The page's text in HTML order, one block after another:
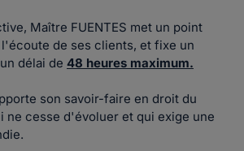
Maître FUENTES met un point
de ses clients, et fixe un
délai de 48 heures maximum.
son savoir-faire en droit du
ne cesse d'évoluer et qui exige une